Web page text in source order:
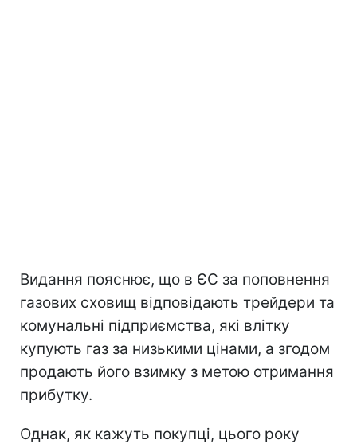
Видання пояснює, що в ЄС за поповнення
газових сховищ відповідають трейдери та
комунальні підприємства, які влітку
купують газ за низькими цінами, а згодом
продають його взимку з метою отримання
прибутку.
Однак, як кажуть покупці, цього року